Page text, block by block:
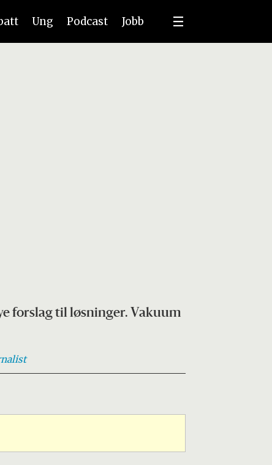
Ung Podcast Jobb
forslag til løsninger. Vakuum